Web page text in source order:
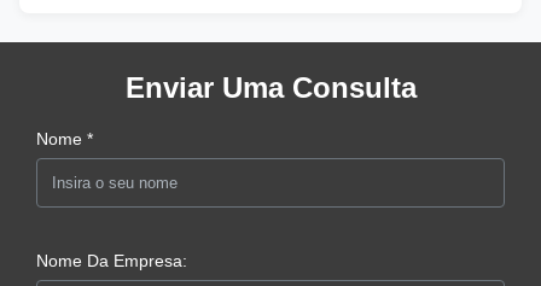
Enviar Uma Consulta
Nome *
Nome Da Empresa: